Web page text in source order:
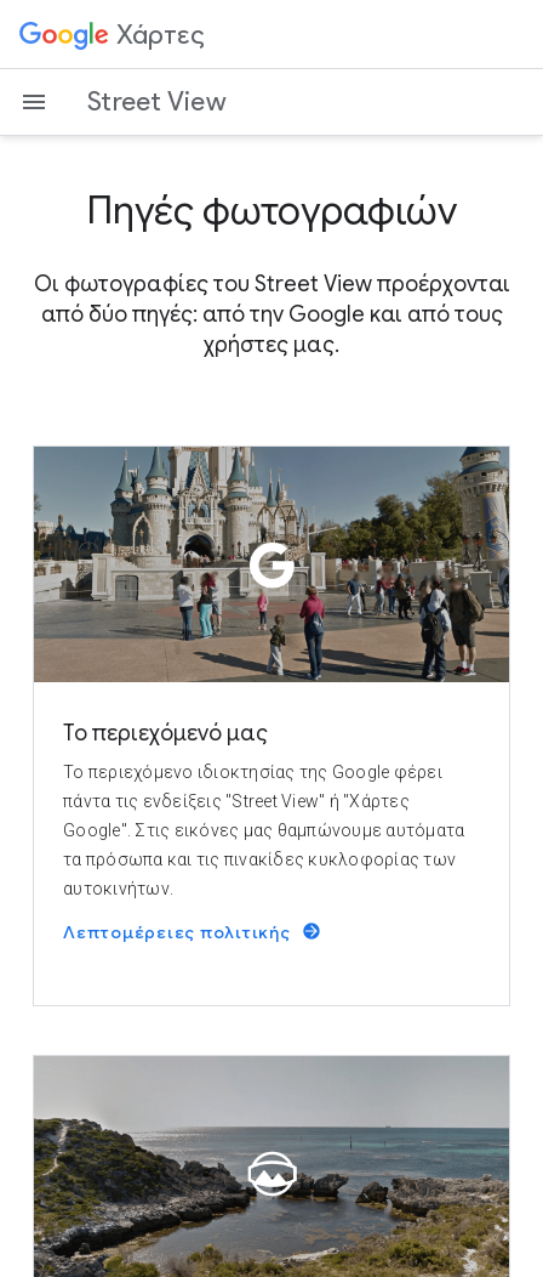
Χάρτες
Street View
Πηγές φωτογραφιών
Οι φωτογραφίες του Street View προέρχονται
από δύο πηγές: από την Google και από τους
χρήστες μας.
Το περιεχόμενό μας
Το περιεχόμενο ιδιοκτησίας της Google φέρει
πάντα τις ενδείξεις "Street View" ή "Χάρτες
Google". Στις εικόνες μας θαμπώνουμε αυτόματα
τα πρόσωπα και τις πινακίδες κυκλοφορίας των
αυτοκινήτων.
Λεπτομέρειες πολιτικής